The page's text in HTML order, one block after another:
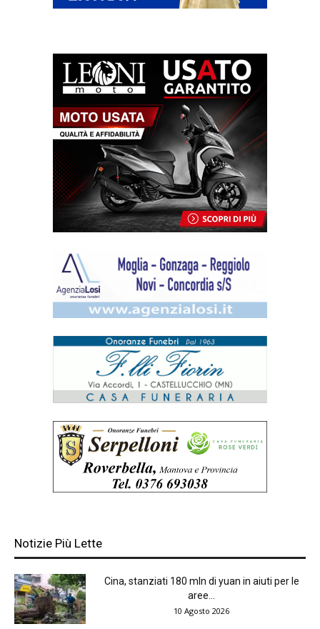
Notizie Più Lette
Cina, stanziati 180 mln di yuan in aiuti per le
aree...
10 Agosto 2026